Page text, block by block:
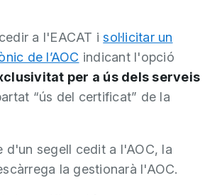
a l'EACAT isol·licitar un
de l’AOC indicant l'opció
per a ús dels serveis
“ús del certificat” de la
d'un segell cedit a l'AOC, la
la gestionarà l'AOC.